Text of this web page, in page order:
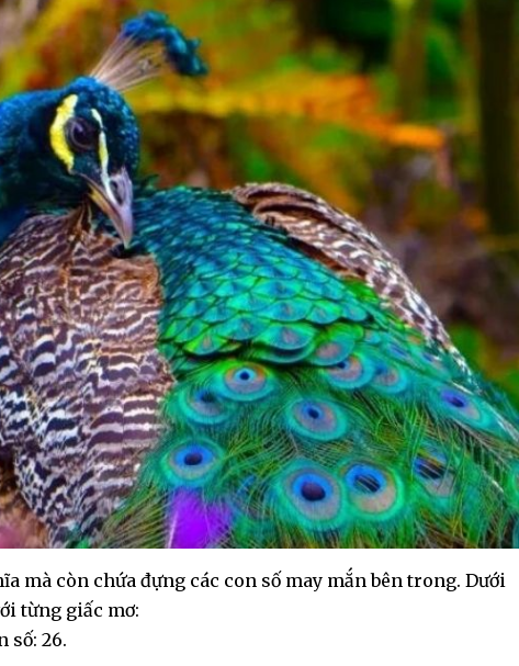
mà còn chứa đựng các con số may mắn bên trong. Dưới
từng giấc mơ:
số: 26.